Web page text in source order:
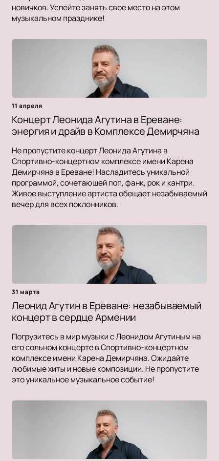
новичков. Успейте занять свое место на этом
музыкальном празднике!
11 апреля
Концерт Леонида Агутина в Ереване:
энергия и драйв в Комплексе Демирчяна
Не пропустите концерт Леонида Агутина в
Спортивно-концертном комплексе имени Карена
Демирчяна в Ереване! Насладитесь уникальной
программой, сочетающей поп, фанк, рок и кантри.
Живое выступление артиста обещает незабываемый
вечер для всех поклонников.
31 марта
Леонид Агутин в Ереване: незабываемый
концерт в сердце Армении
Погрузитесь в мир музыки с Леонидом Агутиным на
его сольном концерте в Спортивно-концертном
комплексе имени Карена Демирчяна. Ожидайте
любимые хиты и новые композиции. Не пропустите
это уникальное музыкальное событие!